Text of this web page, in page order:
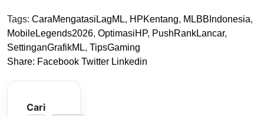
Tags: CaraMengatasiLagML, HPKentang, MLBBIndonesia,
MobileLegends2026, OptimasiHP, PushRankLancar,
SettinganGrafikML, TipsGaming
Share: Facebook Twitter Linkedin
Cari